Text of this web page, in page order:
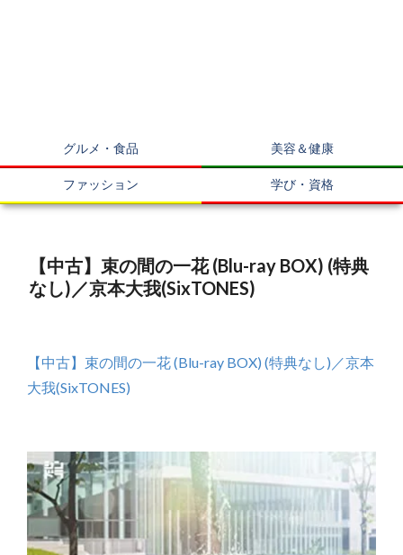
グルメ・食品 美容＆健康
ファッション 学び・資格
【中古】束の間の一花 (Blu-ray BOX) (特典
なし)／京本大我(SixTONES)
【中古】束の間の一花 (Blu-ray BOX) (特典なし)／京本
大我(SixTONES)